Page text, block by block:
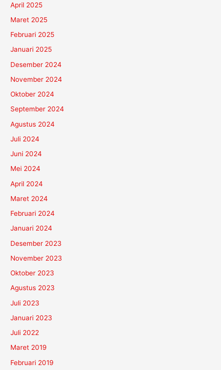
April 2025
Maret 2025
Februari 2025
Januari 2025
Desember 2024
November 2024
Oktober 2024
September 2024
Agustus 2024
Juli 2024
Juni 2024
Mei 2024
April 2024
Maret 2024
Februari 2024
Januari 2024
Desember 2023
November 2023
Oktober 2023
Agustus 2023
Juli 2023
Januari 2023
Juli 2022
Maret 2019
Februari 2019